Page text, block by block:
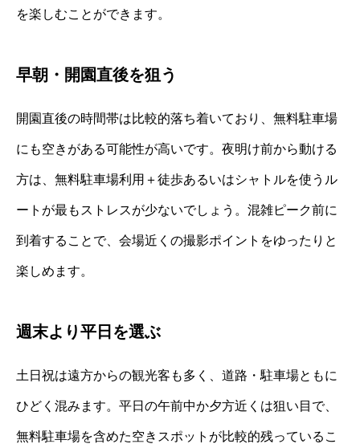
を楽しむことができます。
早朝・開園直後を狙う
開園直後の時間帯は比較的落ち着いており、無料駐車場
にも空きがある可能性が高いです。夜明け前から動ける
方は、無料駐車場利用＋徒歩あるいはシャトルを使うル
ートが最もストレスが少ないでしょう。混雑ピーク前に
到着することで、会場近くの撮影ポイントをゆったりと
楽しめます。
週末より平日を選ぶ
土日祝は遠方からの観光客も多く、道路・駐車場ともに
ひどく混みます。平日の午前中か夕方近くは狙い目で、
無料駐車場を含めた空きスポットが比較的残っているこ